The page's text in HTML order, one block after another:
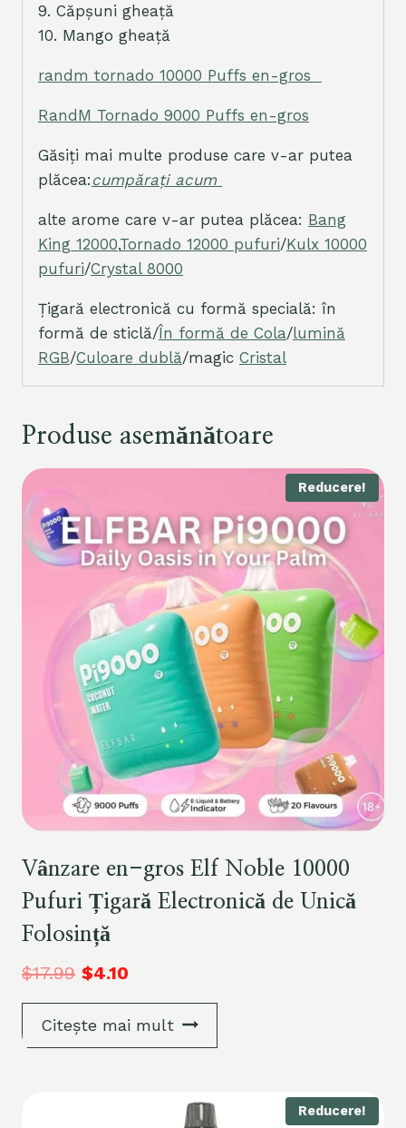
9. Căpșuni gheață
10. Mango gheață
randm tornado 10000 Puffs en-gros
RandM Tornado 9000 Puffs en-gros
Găsiți mai multe produse care v-ar putea
plăcea: cumpărați acum
alte arome care v-ar putea plăcea: Bang
King 12000,Tornado 12000 pufuri/Kulx 10000
pufuri/Crystal 8000
Țigară electronică cu formă specială: în
formă de sticlă/În formă de Cola/lumină
RGB/Culoare dublă/magic Cristal
Produse asemănătoare
Reducere!
Vânzare en-gros Elf Noble 10000
Pufuri Țigară Electronică de Unică
Folosință
$17.99 $4.10
Citește mai mult
Reducere!